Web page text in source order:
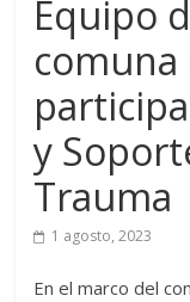
Equipo
comuna
y
Trauma
1 agosto, 2023
En el marco del